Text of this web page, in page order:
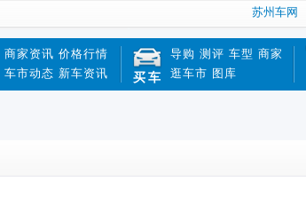
苏州车网
商家资讯 价格行情
车市动态 新车资讯 买车
导购 测评 车型 商家
逛车市 图库